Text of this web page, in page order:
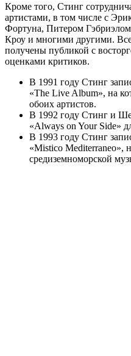
Кроме того, Стинг
артистами, в том числе с
Фортуна, Питером
Кроу и многими другими.
получены публикой с
оценками критиков.
В 1991 году Стинг
«The Live Album», на
обоих артистов.
В 1992 году Стинг и
«Always on Your Side»
В 1993 году Стинг
«Mistico Mediterraneo»,
средиземноморской